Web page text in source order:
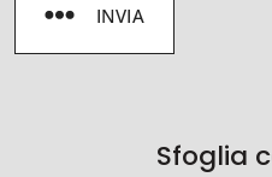
Sfoglia
INVIA